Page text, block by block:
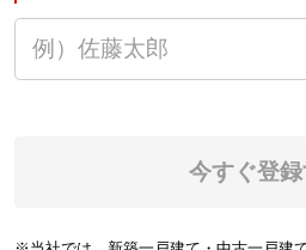
今すぐ登録